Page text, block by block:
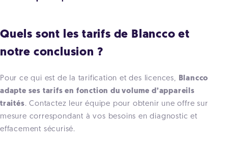
Quels sont les tarifs de Blancco et
notre conclusion ?
Pour ce qui est de la tarification et des licences, Blancco
adapte ses tarifs en fonction du volume d’appareils
traités. Contactez leur équipe pour obtenir une offre sur
mesure correspondant à vos besoins en diagnostic et
effacement sécurisé.